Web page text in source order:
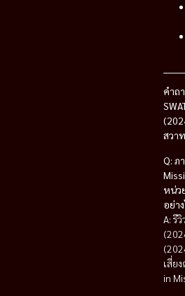
คำถ
สวาท
Q: ภ
หน่ว
อย่า
A: รี
เสี่ย
in